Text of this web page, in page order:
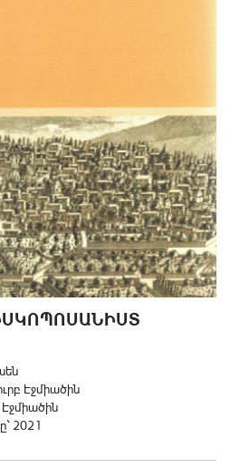
Ե
Էջմիածին
2021